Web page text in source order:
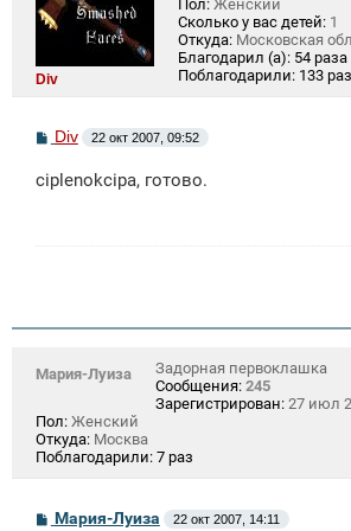
Div
Пол: Женский
Сколько у вас детей: 1
Откуда: Московская
Благодарил (а): 54 раза
Поблагодарили: 133
С
о
б
Div 22 окт 2007, 09:52
ciplenokcipa, готово.
Мария-Луиза
Задорная первоклашка
Сообщения: 245
Зарегистрирован: 27 июл
Пол: Женский
Откуда: Москва
Поблагодарили: 7 раз
СМария-Луиза 22 окт 2007, 14:11